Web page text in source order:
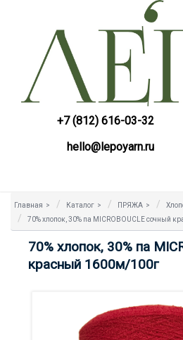
+7 (812) 616-03-32
hello@lepoyarn.ru
Главная > Каталог > ПРЯЖА >
70% хлопок, 30% па MICROBOUCLE сочный
70% хлопок, 30% па
красный 1600м/100г